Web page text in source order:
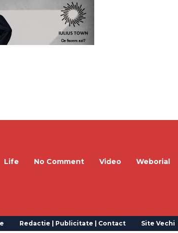
Life No Comment Video
Weborial
Redactie | Publicitate | Contact Site Vechi